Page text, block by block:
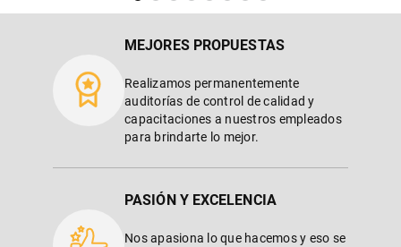
MEJORES PROPUESTAS
Realizamos permanentemente
auditorías de control de calidad y
capacitaciones a nuestros empleados
para brindarte lo mejor.
PASIÓN Y EXCELENCIA
Nos apasiona lo que hacemos y eso se